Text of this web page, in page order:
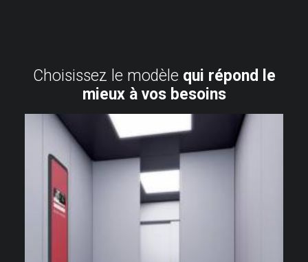
Choisissez le modèle qui répond le
mieux à vos besoins